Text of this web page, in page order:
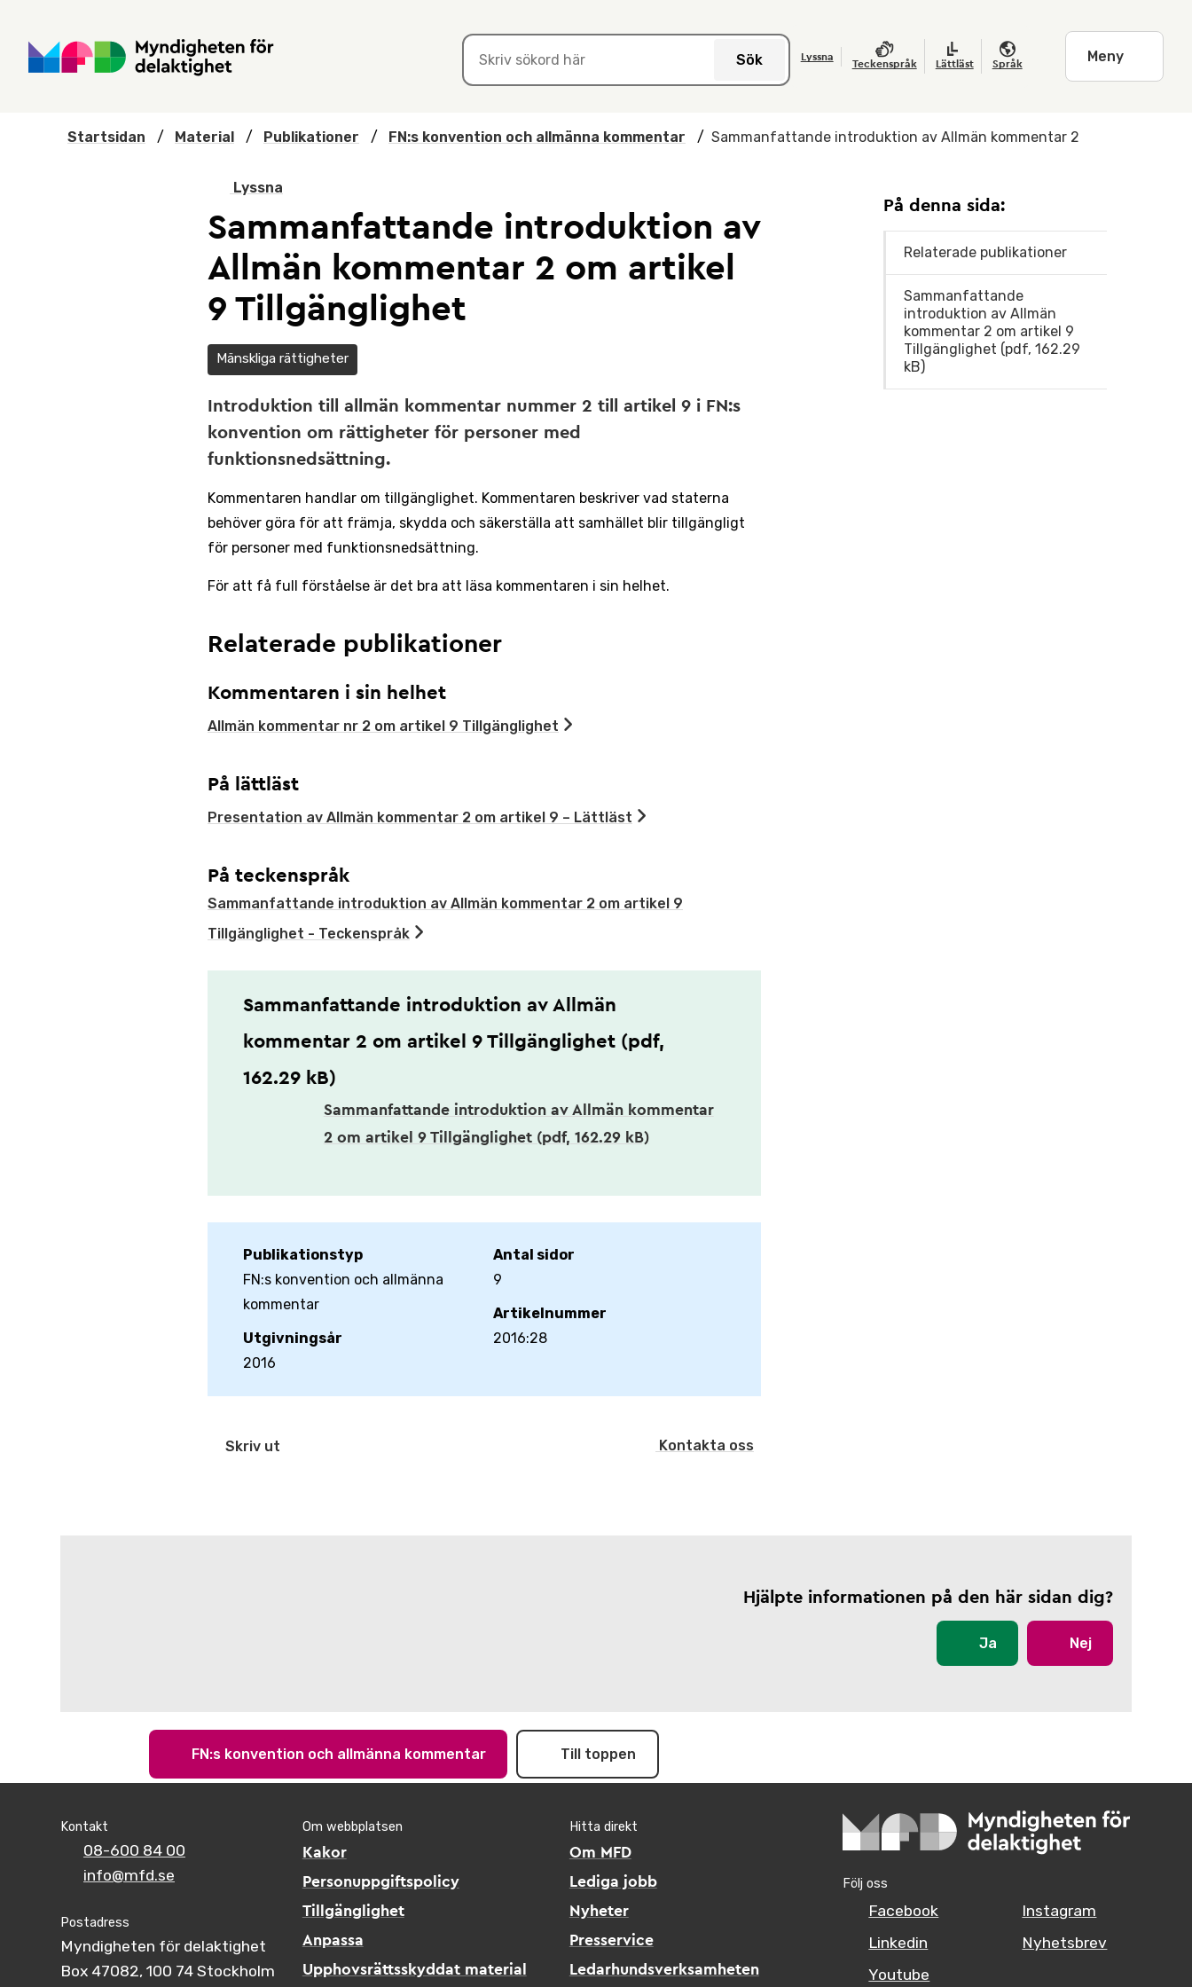
Sök Lyssna
Teckenspråk Lättläst Språk Meny
Startsidan / Material / Publikationer / FN:s konvention och allmänna kommentar / Sammanfattande introduktion av Allmän kommentar 2
Lyssna
Sammanfattande introduktion av
Allmän kommentar 2 om artikel
9 Tillgänglighet
Mänskliga rättigheter
Introduktion till allmän kommentar nummer 2 till artikel 9 i FN:s
konvention om rättigheter för personer med
funktionsnedsättning.
Kommentaren handlar om tillgänglighet. Kommentaren beskriver vad staterna
behöver göra för att främja, skydda och säkerställa att samhället blir tillgängligt
för personer med funktionsnedsättning.
För att få full förståelse är det bra att läsa kommentaren i sin helhet.
Relaterade publikationer
Kommentaren i sin helhet
Allmän kommentar nr 2 om artikel 9 Tillgänglighet
På lättläst
Presentation av Allmän kommentar 2 om artikel 9 – Lättläst
På teckenspråk
Sammanfattande introduktion av Allmän kommentar 2 om artikel 9
Tillgänglighet - Teckenspråk
Sammanfattande introduktion av Allmän
kommentar 2 om artikel 9 Tillgänglighet (pdf,
162.29 kB)
Sammanfattande introduktion av Allmän kommentar
2 om artikel 9 Tillgänglighet (pdf, 162.29 kB)
Publikationstyp
FN:s konvention och allmänna
kommentar
Utgivningsår
2016
Antal sidor
9
Artikelnummer
2016:28
Skriv ut Kontakta oss
På denna sida:
Relaterade publikationer
Sammanfattande
introduktion av Allmän
kommentar 2 om artikel 9
Tillgänglighet (pdf, 162.29
kB)
Hjälpte informationen på den här sidan dig?
Ja Nej
FN:s konvention och allmänna kommentar Till toppen
Kontakt
08-600 84 00
info@mfd.se
Postadress
Myndigheten för delaktighet
Box 47082, 100 74 Stockholm
Om webbplatsen
Kakor
Personuppgiftspolicy
Tillgänglighet
Anpassa
Upphovsrättsskyddat material
Hitta direkt
Om MFD
Lediga jobb
Nyheter
Presservice
Ledarhundsverksamheten
Följ oss
Facebook
Linkedin
Youtube
Instagram
Nyhetsbrev